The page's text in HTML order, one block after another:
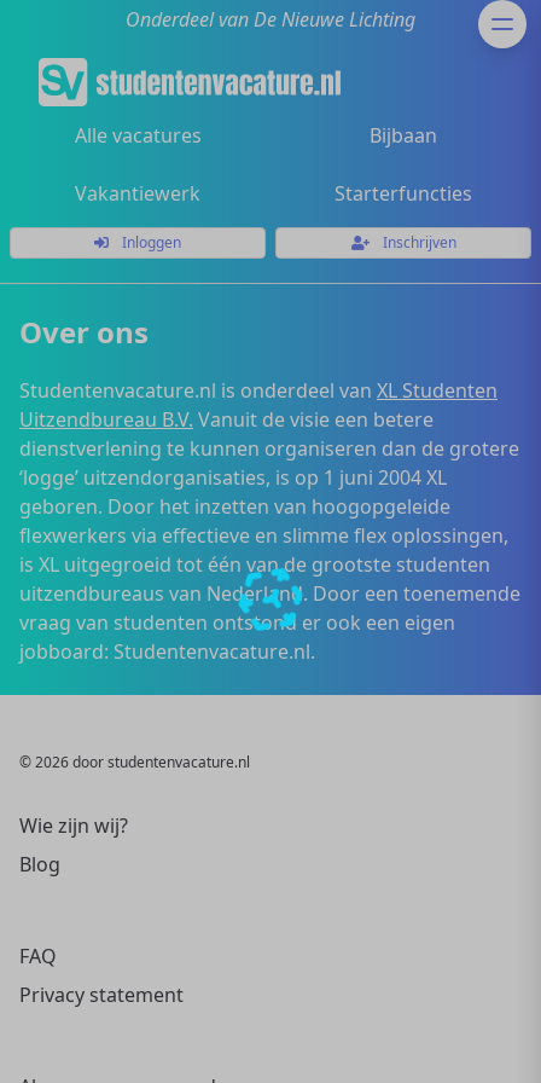
Onderdeel van De Nieuwe Lichting
Alle vacatures Bijbaan
Vakantiewerk Starterfuncties
Inloggen Inschrijven
Over ons
Studentenvacature.nl is onderdeel van XL Studenten
Uitzendbureau B.V. Vanuit de visie een betere
dienstverlening te kunnen organiseren dan de grotere
‘logge’ uitzendorganisaties, is op 1 juni 2004 XL
geboren. Door het inzetten van hoogopgeleide
flexwerkers via effectieve en slimme flex oplossingen,
is XL uitgegroeid tot één van de grootste studenten
uitzendbureaus van Nederland. Door een toenemende
vraag van studenten ontstond er ook een eigen
jobboard: Studentenvacature.nl.
© 2026 door studentenvacature.nl
Wie zijn wij?
Blog
FAQ
Privacy statement